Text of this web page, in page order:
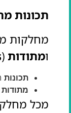
תכונות
מחלקות
ומתודות (
תכונות
מתודות
מכל